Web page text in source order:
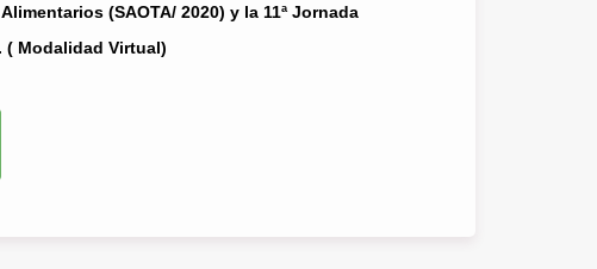
(SAOTA/ 2020) y la 11ª Jornada
( Modalidad Virtual)